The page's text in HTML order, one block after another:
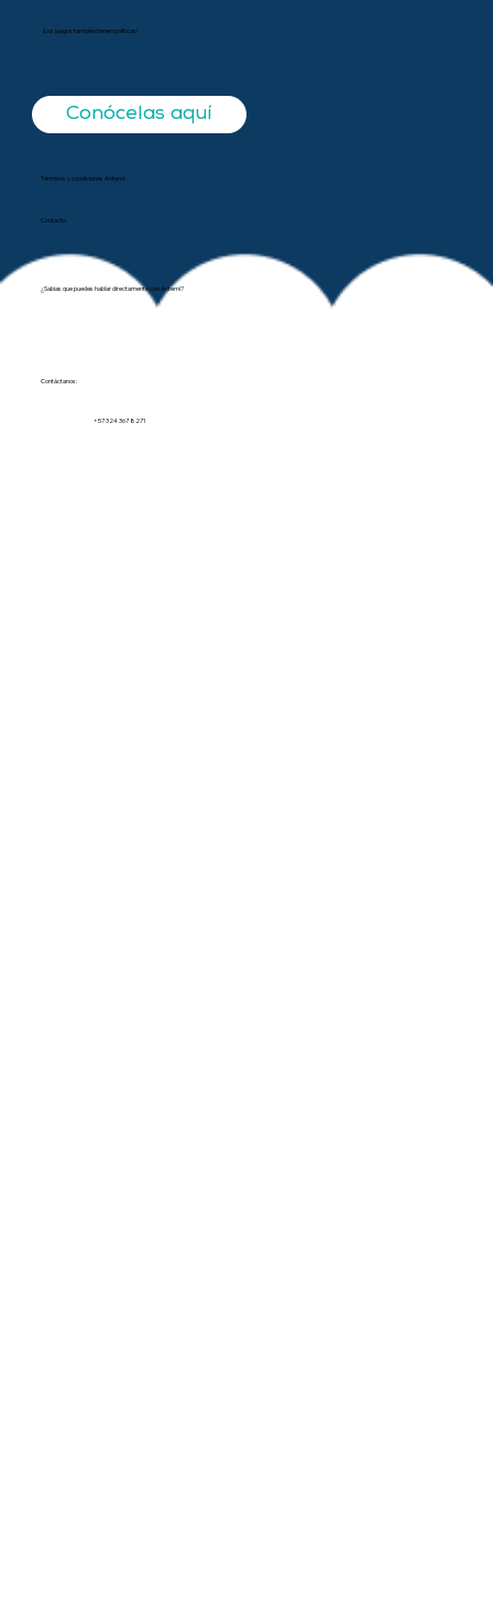
Contacto
¿Sabias que puedes hablar directamente con Antemi?
+57 324 367 8271
Contáctanos:
¡Los juegos también tienen políticas!
Conócelas aquí
Términos y condiciones Antemi